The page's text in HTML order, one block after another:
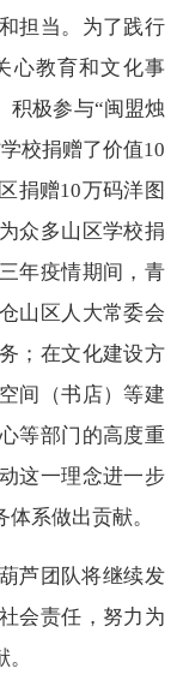
担当。为了践行
心教育和文化事
积极参与“闽盟烛
校捐赠了价值10
捐赠10万码洋图
众多山区学校捐
年疫情期间，青
山区人大常委会
；在文化建设方
间（书店）等建
等部门的高度重
这一理念进一步
系做出贡献。
芦团队将继续发
会责任，努力为